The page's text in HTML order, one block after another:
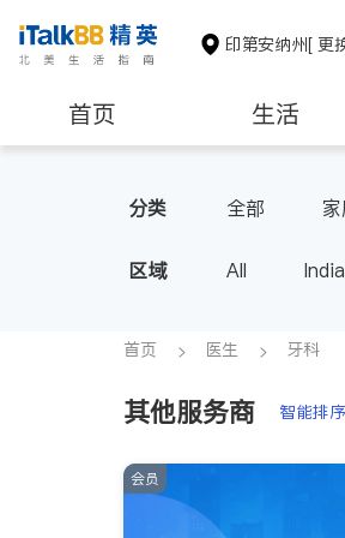
印第安纳州[ 更
首页 生活
分类 全部
区域 All
首页 医生 牙科
其他服务商 智能排序
会员